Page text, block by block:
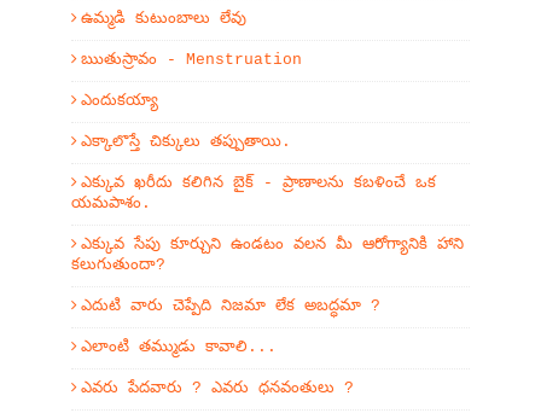
ఉమ్మడి కుటుంబాలు లేవు
ఋతుస్రావం - Menstruation
ఎందుకయ్యా
ఎక్కాలొస్తే చిక్కులు తప్పుతాయి.
ఎక్కువ ఖరీదు కలిగిన బైక్ - ప్రాణాలను కబళించే ఒక
యమపాశం.
ఎక్కువ సేపు కూర్చుని ఉండటం వలన మీ ఆరోగ్యానికి హాని
కలుగుతుందా?
ఎదుటి వారు చెప్పేది నిజమా లేక అబద్ధమా ?
ఎలాంటి తమ్ముడు కావాలి...
ఎవరు పేదవారు ? ఎవరు ధనవంతులు ?